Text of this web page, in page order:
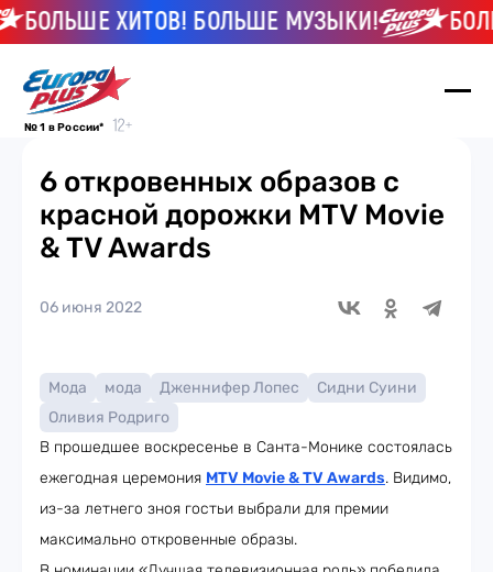
БОЛЬШЕ ХИТОВ! БОЛЬШЕ МУЗЫКИ!
№ 1 в России*
6 откровенных образов с
красной дорожки MTV Movie
& TV Awards
06 июня 2022
Мода мода Дженнифер Лопес
Сидни Суини
Оливия Родриго
В прошедшее воскресенье в Санта-Монике состоялась
ежегодная церемония MTV Movie & TV Awards. Видимо,
из-за летнего зноя гостьи выбрали для премии
максимально откровенные образы.